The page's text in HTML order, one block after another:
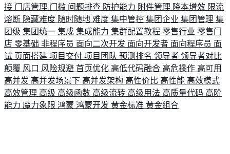
接 门店管理 门槛 问题排查 防护能力 附件管理 降本增效 限流
熔断 隐藏难度 随时随地 难度 集中管控 集团企业 集团管理 集
团级 集团统一 集成 集成能力 集群配置教程 零售行业 零售门
店 零基础 非程序员 面向二次开发 面向开发者 面向程序员 面
试 页面搭建 项目交付 项目团队 预测排名 领导者 领导者对比
颠覆 风口 风险规避 首页优化 高低代码融合 高危操作 高可用
高并发 高并发场景下 高并发架构 高性价比 高性能 高效模式
高效管理 高级 高级函数 高级流转 高级用法 高质量代码 高阶
能力 魔力象限 鸿蒙 鸿蒙开发 黄金标准 黄金组合